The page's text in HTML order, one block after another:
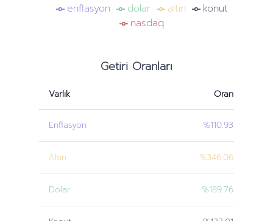
enflasyon dolar altın
konut
nasdaq
Getiri Oranları
Varlık Oran
Enflasyon %110.93
Altın %346.06
Dolar %189.76